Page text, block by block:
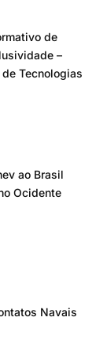
de
–
Tecnologias
ao Brasil
Ocidente
Navais